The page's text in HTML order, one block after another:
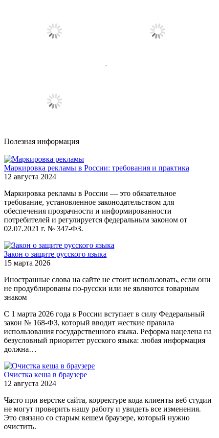
Полезная информация
Маркировка рекламы в России: требования и практика
12 августа 2024
Маркировка рекламы в России — это обязательное
требование, установленное законодательством для
обеспечения прозрачности и информированности
потребителей и регулируется федеральным законом от
02.07.2021 г. № 347-ФЗ.
Закон о защите русского языка
15 марта 2026
Иностранные слова на сайте не стоит использовать, если они
не продублированы по-русски или не являются товарным
знаком
С 1 марта 2026 года в России вступает в силу Федеральный
закон № 168-ФЗ, который вводит жесткие правила
использования государственного языка. Реформа нацелена на
безусловный приоритет русского языка: любая информация
должна…
Очистка кеша в браузере
12 августа 2024
Часто при верстке сайта, корректуре кода клиенты веб студии
не могут проверить нашу работу и увидеть все изменения.
Это связано со старым кешем браузере, который нужно
очистить.